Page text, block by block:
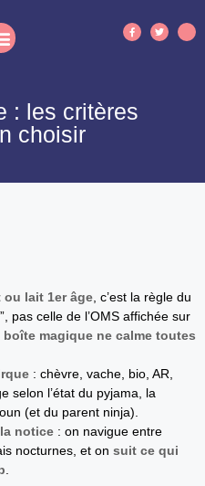
: les critères
choisir
lait 1er âge , c’est la règle du
pas celle de l’OMS affichée sur
boîte magique ne calme toutes
: chèvre, vache, bio, AR,
selon l’état du pyjama, la
(et du parent ninja).
notice : on navigue entre
nocturnes, et on suit ce qui